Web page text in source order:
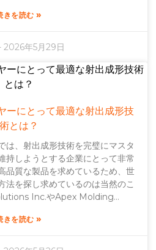
るでしょう。
切です。医療用プラスチックオー
明な選択です。企業の評判は、
っています。潜在的なメーカー
ことは非常に重要です。革新の限
している企業もあれば、コスト削
できるようになります。そして忘
の動向を常に把握しておくこと
サービスの質について貴重な洞察
ということです。
きを読む»
2026年5月29日
ーにとって最適な射出成形技
術とは？
は、射出成形技術を完璧にマスタ
持しようとする企業にとって非常
品質な製品を求めているため、世
法を探し求めているのは当然のこ
Inc.やApex Molding
ています。射出成形のあらゆる側
きを読む»